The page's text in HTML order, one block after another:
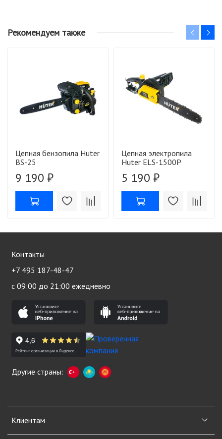
Рекомендуем также
Цепная бензопила Huter
BS-25
9 190 ₽
Цепная электропила
Huter ELS-1500P
5 190 ₽
Клиентам
Контакты
+7 495 187-48-47
с 09:00 до 21:00 ежедневно
Другие страны: